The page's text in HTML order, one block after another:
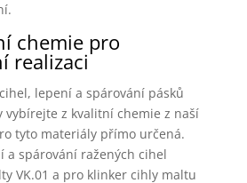
chemie pro
realizaci
lepení a spárování pásků
vybírejte z kvalitní chemie z naší
tyto materiály přímo určená.
a spárování ražených cihel
VK.01 a pro klinker cihly maltu